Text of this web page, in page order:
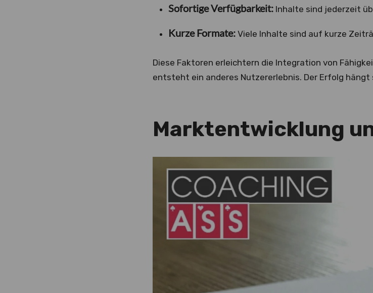
Sofortige Verfügbarkeit:Inhalte sind jederzeit
Kurze Formate:Viele Inhalte sind auf kurze
Diese Faktoren erleichtern die Integration von
entsteht ein anderes Nutzererlebnis. Der Erfolg
Marktentwicklung